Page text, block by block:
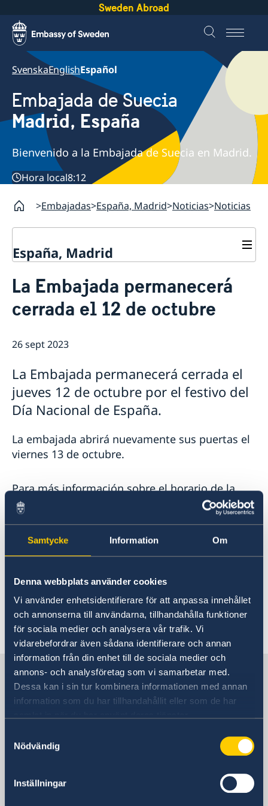
Samtycke Information Om
Denna webbplats använder cookies
Vi använder enhetsidentifierare för att anpassa innehållet
och annonserna till användarna, tillhandahålla funktioner
för sociala medier och analysera vår trafik. Vi
vidarebefordrar även sådana identifierare och annan
information från din enhet till de sociala medier och
annons- och analysföretag som vi samarbetar med.
Dessa kan i sin tur kombinera informationen med annan
information som du har tillhandahållit eller som de har
Nödvändig
Inställningar
Sweden Abroad
SvenskaEnglishEspañol
Embajada de Suecia
Madrid, España
Bienvenido a la Embajada de Suecia en Madrid.
Hora local8:12
Embajadas España, Madrid Noticias Noticias
España, Madrid
Sobre nosotros
Personal en la embajada
Reglamento General de Protección de Datos (RGPD)
Noticias
Prioridades en la promoción cultural y comercial
La Embajada permanecerá
cerrada el 12 de octubre
26 sept 2023
La Embajada permanecerá cerrada el
jueves 12 de octubre por el festivo del
Día Nacional de España.
La embajada abrirá nuevamente sus puertas el
viernes 13 de octubre.
Para más información sobre el horario de la
Embajada,
En caso de una urgencia y si la Embajada
estuviera cerrada, se puede llamar a la
transferido al Servicio de guardia del Ministerio
de Asuntos Exteriores en Suecia.
Última actualización 26 sept 2023, 9.13
Suecia en España
Visiting address
Calle Caracas 25
Dirección postal